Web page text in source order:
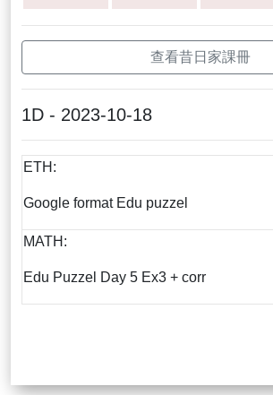
查看昔日家課冊
1D - 2023-10-18
ETH:
Google format Edu puzzel
MATH:
Edu Puzzel Day 5 Ex3 + corr